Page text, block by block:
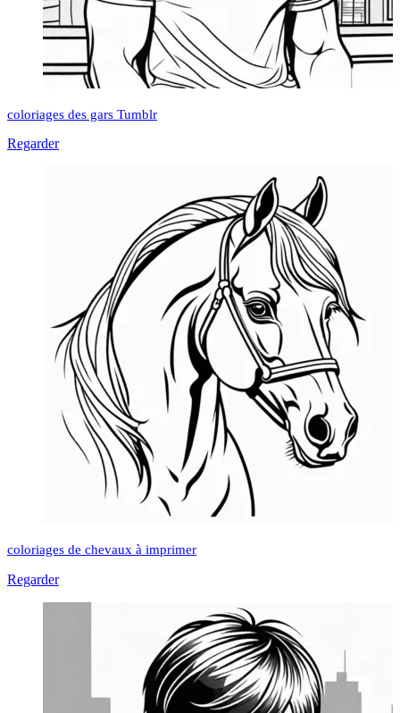
coloriages des gars Tumblr
Regarder
coloriages de chevaux à imprimer
Regarder